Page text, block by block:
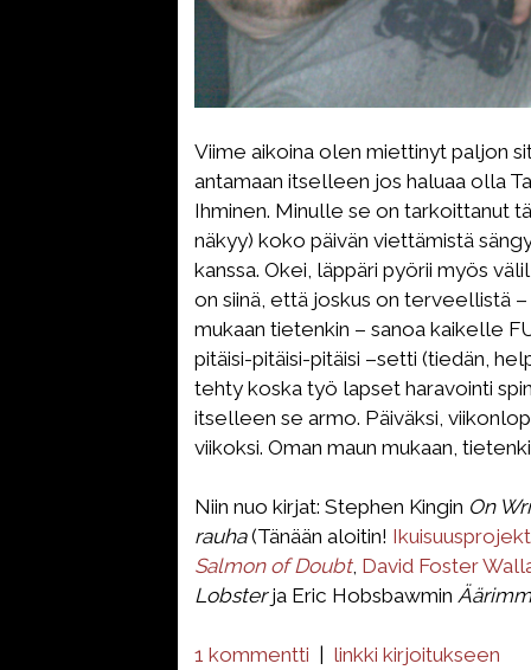
Viime aikoina olen miettinyt paljon
antamaan itselleen jos haluaa olla
Ihminen. Minulle se on tarkoittanut
näkyy) koko päivän viettämistä
kanssa. Okei, läppäri pyörii myös
on siinä, että joskus on terveellistä
mukaan tietenkin – sanoa kaikelle
pitäisi-pitäisi-pitäisi –setti (tiedän,
tehty koska työ lapset haravointi
itselleen se armo. Päiväksi,
viikoksi. Oman maun mukaan,
Niin nuo kirjat: Stephen Kingin On
rauha(Tänään aloitin!
Salmon of Doubt, David Foster
Lobsterja Eric Hobsbawmin
1 kommentti linkki kirjoitukseen